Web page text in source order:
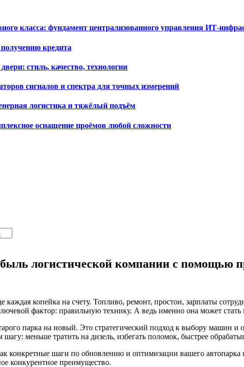
класса: фундамент централизованного управления ИТ-
кредита
стиль, качество, технологии
сигналов и спектра для точных измерений
логистика и тяжёлый подъём
оснащение проёмов любой сложности
логистической компании с помощью
каждая копейка на счету. Топливо, ремонт, простои, зарплаты
фактор: правильную технику. А ведь именно она может
парка на новый. Это стратегический подход к выбору
меньше тратить на дизель, избегать поломок, быстрее
конкретные шаги по обновлению и оптимизации вашего
конкурентное преимущество.